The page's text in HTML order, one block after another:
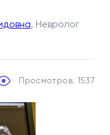
, Невролог
Просмотров: 1537